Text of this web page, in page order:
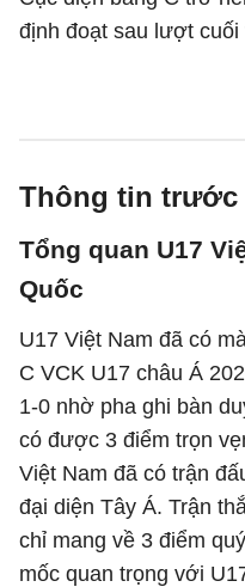
định đoạt sau lượt cuối
Thông tin trước
Tổng quan U17
Quốc
U17 Việt Nam đã có
C VCK U17 châu Á
1-0 nhờ pha ghi bàn
có được 3 điểm trọn
Việt Nam đã có trận
đại diện Tây Á. Trận
chỉ mang về 3 điểm
mốc quan trọng với